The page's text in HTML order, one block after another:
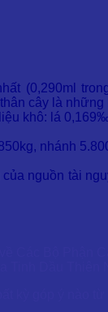
(0,290ml
cây là
khô: lá
nhánh
nguồn tài